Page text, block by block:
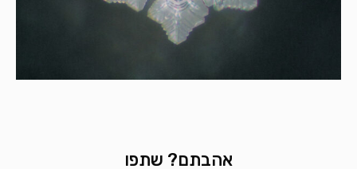
אהבתם? שתפו